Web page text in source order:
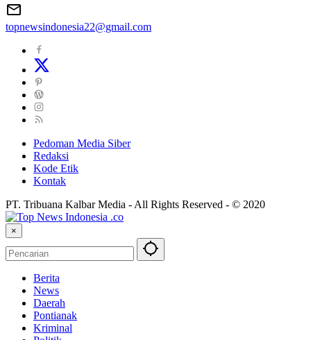
topnewsindonesia22@gmail.com
Pedoman Media Siber
Redaksi
Kode Etik
Kontak
PT. Tribuana Kalbar Media - All Rights Reserved - © 2020
×
Berita
News
Daerah
Pontianak
Kriminal